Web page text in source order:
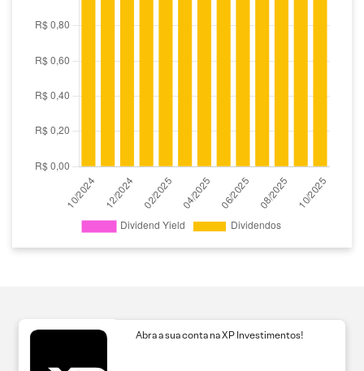
Abra a sua conta na XP Investimentos!